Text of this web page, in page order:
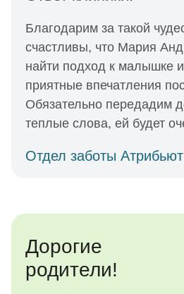
Благодарим за такой
счастливы, что Мария
найти подход к малышке и
приятные впечатления
Обязательно передадим
теплые слова, ей будет
Отдел заботы
Дорогие
родители!